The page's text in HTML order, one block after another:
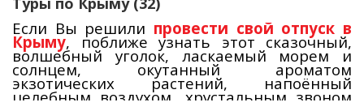
Комфортабельные автобусы вместимостью
57, 53, 49, 20 мест с кондиционером и
телевизором, профессиональные водители.
возникли как памятник завершению
строительства старой ялтинской дороги.
Затем знаменитая Форосская церковь.
Церковь Воскресения была возведена в
1892 году в византийском стиле на деньги
чайного магната Кузнецова. Построена она
в память о событиях 1888 года на станции
Борки, где потерпел крушение поезд
Если Вы решили провести свой отпуск в
Крыму, поближе узнать этот сказочный,
волшебный уголок, ласкаемый морем и
солнцем, окутанный ароматом
экзотических растений, напоённый
целебным воздухом, хрустальным звоном